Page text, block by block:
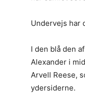
Undervejs har
I den blå den
Alexander i
Arvell Reese,
ydersiderne.